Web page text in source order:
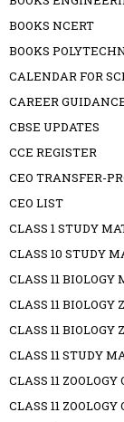
BOOKS NCERT
BOOKS
CALENDAR FOR
CAREER
CBSE UPDATES
CCE REGISTER
CEO TRANSFER-
CEO LIST
CLASS 1 STUDY
CLASS 10 STUDY
CLASS 11 BIOLOGY
CLASS 11 BIOLOGY
CLASS 11 BIOLOGY
CLASS 11 STUDY
CLASS 11 ZOOLOGY
CLASS 11